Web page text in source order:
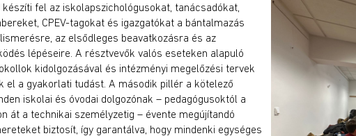
fel az iskolapszichológusokat, tanácsadókat,
CPEV-tagokat és igazgatókat a bántalmazás
az elsődleges beavatkozásra és az
lépéseire. A résztvevők valós eseteken alapuló
kidolgozásával és intézményi megelőzési tervek
el a gyakorlati tudást. A második pillér a kötelező
iskolai és óvodai dolgozónak – pedagógusoktól a
át a technikai személyzetig – évente megújítandó
biztosít, így garantálva, hogy mindenki egységes